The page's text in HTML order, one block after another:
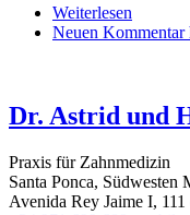
Weiterlesen
Dr.
Neuen Kommentar
Dr. Astrid und
Praxis für Zahnmedizin
Santa Ponca, Südwesten
Avenida Rey Jaime I,